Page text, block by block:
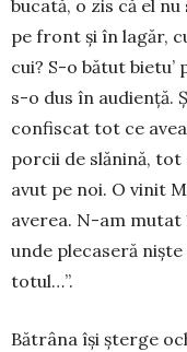
bucată, o zis că el
pe front și în lagăr,
cui? S-o bătut
s-o dus în audiență.
con­fiscat tot ce
porcii de slănină, tot
avut pe noi. O vinit
averea. N-am mutat
unde ple­caseră
totul…”.
Bătrâna își șterge